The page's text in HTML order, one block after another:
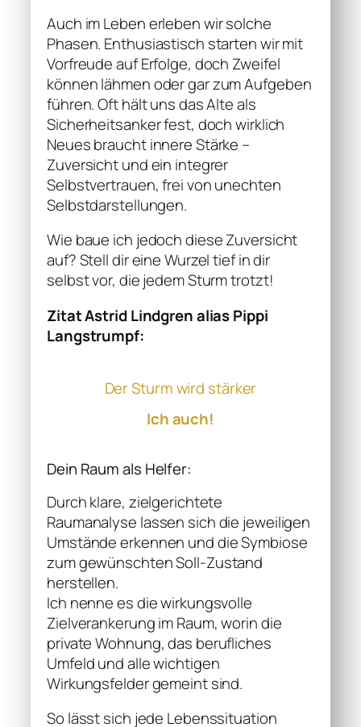
Auch im Leben erleben wir solche
Phasen. Enthusiastisch starten wir mit
Vorfreude auf Erfolge, doch Zweifel
können lähmen oder gar zum Aufgeben
führen. Oft hält uns das Alte als
Sicherheitsanker fest, doch wirklich
Neues braucht innere Stärke –
Zuversicht und ein integrer
Selbstvertrauen, frei von unechten
Selbstdarstellungen.
Wie baue ich jedoch diese Zuversicht
auf? Stell dir eine Wurzel tief in dir
selbst vor, die jedem Sturm trotzt!
Zitat Astrid Lindgren alias Pippi
Langstrumpf:
Der Sturm wird stärker
Ich auch!
Dein Raum als Helfer:
Durch klare, zielgerichtete
Raumanalyse lassen sich die jeweiligen
Umstände erkennen und die Symbiose
zum gewünschten Soll-Zustand
herstellen.
Ich nenne es die wirkungsvolle
Zielverankerung im Raum, worin die
private Wohnung, das berufliches
Umfeld und alle wichtigen
Wirkungsfelder gemeint sind.
So lässt sich jede Lebenssituation